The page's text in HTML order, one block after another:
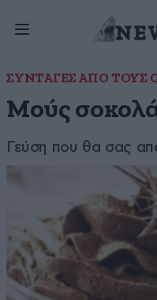
ΣΥΝΤΑΓΕΣ ΑΠΟ ΤΟΥΣ
Μούς
Γεύση που θα σας